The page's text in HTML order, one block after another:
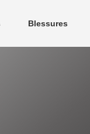
Blessures